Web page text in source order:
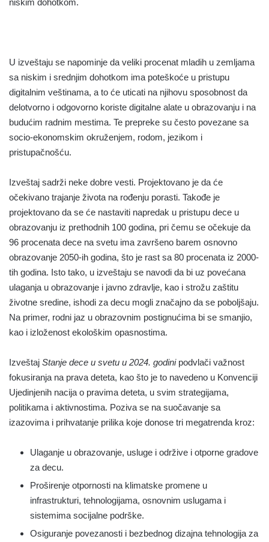
niskim dohotkom.
U izveštaju se napominje da veliki procenat mladih u zemljama
sa niskim i srednjim dohotkom ima poteškoće u pristupu
digitalnim veštinama, a to će uticati na njihovu sposobnost da
delotvorno i odgovorno koriste digitalne alate u obrazovanju i na
budućim radnim mestima. Te prepreke su često povezane sa
socio-ekonomskim okruženjem, rodom, jezikom i
pristupačnošću.
Izveštaj sadrži neke dobre vesti. Projektovano je da će
očekivano trajanje života na rođenju porasti. Takođe je
projektovano da se će nastaviti napredak u pristupu dece u
obrazovanju iz prethodnih 100 godina, pri čemu se očekuje da
96 procenata dece na svetu ima završeno barem osnovno
obrazovanje 2050-ih godina, što je rast sa 80 procenata iz 2000-
tih godina. Isto tako, u izveštaju se navodi da bi uz povećana
ulaganja u obrazovanje i javno zdravlje, kao i strožu zaštitu
životne sredine, ishodi za decu mogli značajno da se poboljšaju.
Na primer, rodni jaz u obrazovnim postignućima bi se smanjio,
kao i izloženost ekološkim opasnostima.
Izveštaj Stanje dece u svetu u 2024. godinipodvlači važnost
fokusiranja na prava deteta, kao što je to navedeno u Konvenciji
Ujedinjenih nacija o pravima deteta, u svim strategijama,
politikama i aktivnostima. Poziva se na suočavanje sa
izazovima i prihvatanje prilika koje donose tri megatrenda kroz:
Ulaganje u obrazovanje, usluge i održive i otporne gradove
za decu.
Proširenje otpornosti na klimatske promene u
infrastrukturi, tehnologijama, osnovnim uslugama i
sistemima socijalne podrške.
Osiguranje povezanosti i bezbednog dizajna tehnologija za